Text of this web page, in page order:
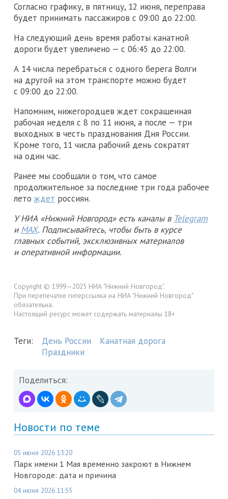
Согласно графику, в пятницу, 12 июня, переправа
будет принимать пассажиров с 09:00 до 22:00.
На следующий день время работы канатной
дороги будет увеличено — с 06:45 до 22:00.
А 14 числа перебраться с одного берега Волги
на другой на этом транспорте можно будет
с 09:00 до 22:00.
Напомним, нижегородцев ждет сокращенная
рабочая неделя с 8 по 11 июня, а после — три
выходных в честь празднования Дня России.
Кроме того, 11 числа рабочий день сократят
на один час.
Ранее мы сообщали о том, что самое
продолжительное за последние три года рабочее
лето ждет россиян.
У НИА «Нижний Новгород» есть каналы в Telegram
и MAX. Подписывайтесь, чтобы быть в курсе
главных событий, эксклюзивных материалов
и оперативной информации.
Copyright © 1999—2025 НИА "Нижний Новгород".
При перепечатке гиперссылка на НИА "Нижний Новгород"
обязательна.
Настоящий ресурс может содержать материалы 18+
Теги: День России
Канатная дорога
Праздники
Поделиться:
Новости по теме
05 июня 2026 13:20
Парк имени 1 Мая временно закроют в Нижнем
Новгороде: дата и причина
04 июня 2026 11:55